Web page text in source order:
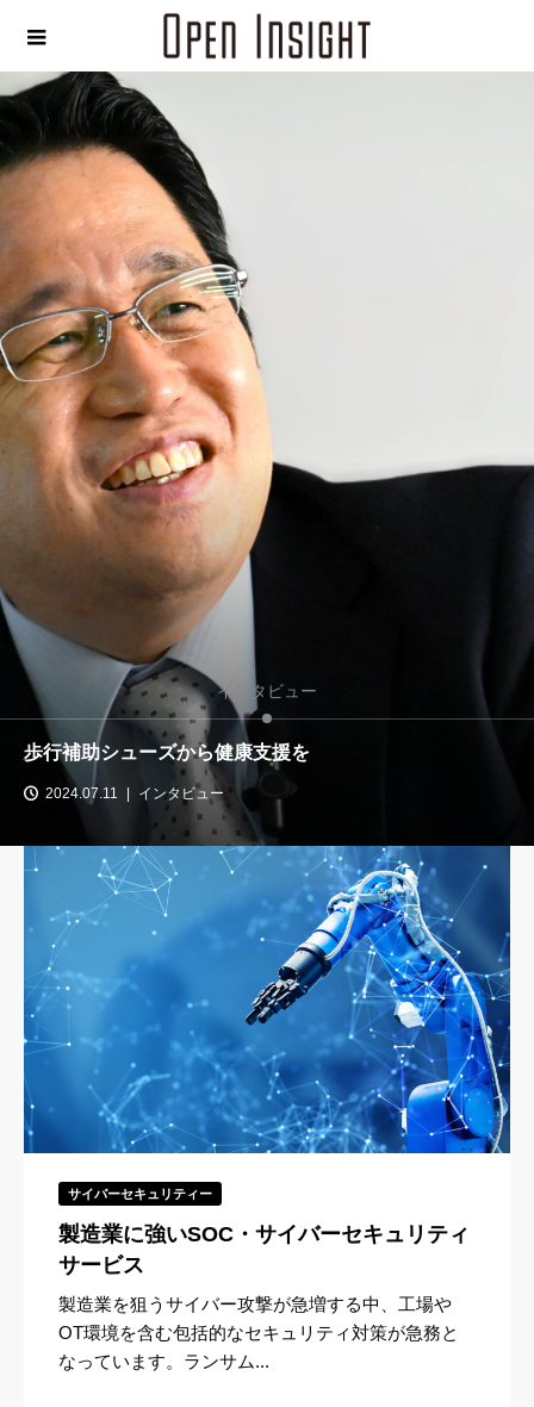
インタビュー
シューズから健康支援を
インタビュー
サイバーセキュリティー
製造業に強いSOC・サイバーセキュリティ
サービス
製造業を狙うサイバー攻撃が急増する中、工場や
OT環境を含む包括的なセキュリティ対策が急務と
なっています。ランサム...